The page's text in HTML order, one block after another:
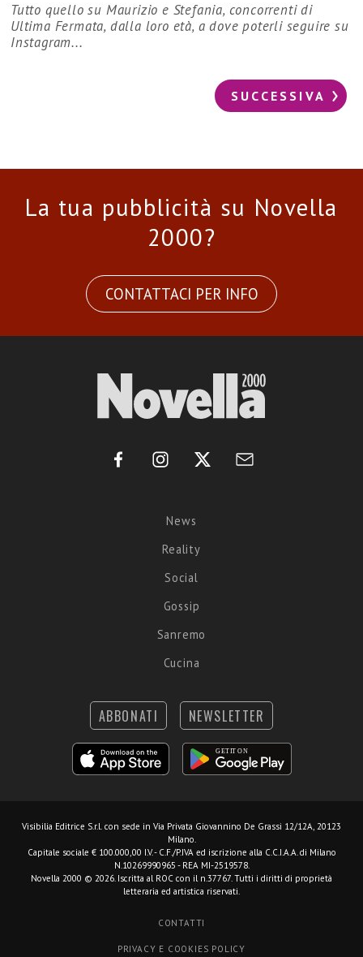
Tutto quello su Maurizio e Stefania, concorrenti di
Ultima Fermata, dalla loro età, a dove poterli seguire su
Instagram...
SUCCESSIVA
La tua pubblicità su Novella
2000?
CONTATTACI PER INFO
News
Reality
Social
Gossip
Sanremo
Cucina
ABBONATI NEWSLETTER
Visibilia Editrice S.r.l. con sede in Via Privata Giovannino De Grassi 12/12A, 20123
Milano.
Capitale sociale € 100.000,00 I.V. - C.F./P.IVA ed iscrizione alla C.C.I.A.A. di Milano
N.10269990965 - REA MI-2519578.
Novella 2000 © 2026. Iscritta al ROC con il n.37767. Tutti i diritti di proprietà
letteraria ed artistica riservati.
CONTATTI
PRIVACY E COOKIES POLICY